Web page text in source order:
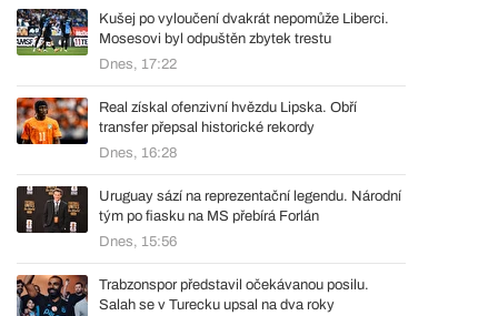
Kušej po vyloučení dvakrát nepomůže Liberci.
Mosesovi byl odpuštěn zbytek trestu
Dnes, 17:22
Real získal ofenzivní hvězdu Lipska. Obří
transfer přepsal historické rekordy
Dnes, 16:28
Uruguay sází na reprezentační legendu. Národní
tým po fiasku na MS přebírá Forlán
Dnes, 15:56
Trabzonspor představil očekávanou posilu.
Salah se v Turecku upsal na dva roky